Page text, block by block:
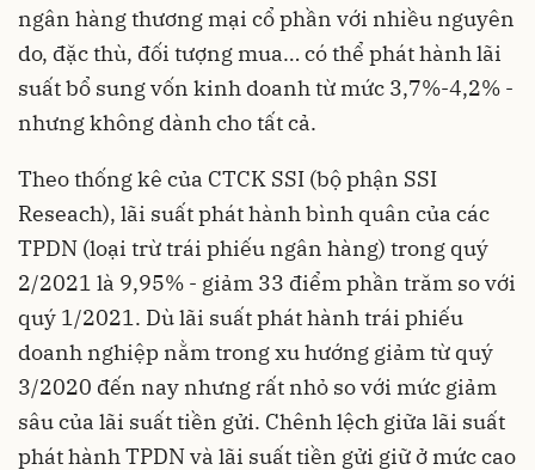
ngân hàng thương mại cổ phần với nhiều nguyên
do, đặc thù, đối tượng mua… có thể phát hành lãi
suất bổ sung vốn kinh doanh từ mức 3,7%-4,2% -
nhưng không dành cho tất cả.
Theo thống kê của CTCK SSI (bộ phận SSI
Reseach), lãi suất phát hành bình quân của các
TPDN (loại trừ trái phiếu ngân hàng) trong quý
2/2021 là 9,95% - giảm 33 điểm phần trăm so với
quý 1/2021. Dù lãi suất phát hành trái phiếu
doanh nghiệp nằm trong xu hướng giảm từ quý
3/2020 đến nay nhưng rất nhỏ so với mức giảm
sâu của lãi suất tiền gửi. Chênh lệch giữa lãi suất
phát hành TPDN và lãi suất tiền gửi giữ ở mức cao